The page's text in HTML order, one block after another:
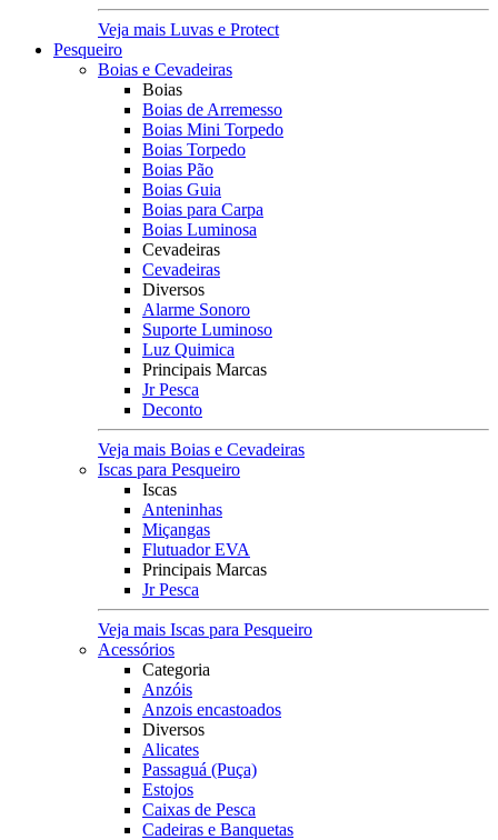
Veja mais Luvas e Protect
Pesqueiro
Boias e Cevadeiras
Boias
Boias de Arremesso
Boias Mini Torpedo
Boias Torpedo
Boias Pão
Boias Guia
Boias para Carpa
Boias Luminosa
Cevadeiras
Cevadeiras
Diversos
Alarme Sonoro
Suporte Luminoso
Luz Quimica
Principais Marcas
Jr Pesca
Deconto
Veja mais Boias e Cevadeiras
Iscas para Pesqueiro
Iscas
Anteninhas
Miçangas
Flutuador EVA
Principais Marcas
Jr Pesca
Veja mais Iscas para Pesqueiro
Acessórios
Categoria
Anzóis
Anzois encastoados
Diversos
Alicates
Passaguá (Puça)
Estojos
Caixas de Pesca
Cadeiras e Banquetas